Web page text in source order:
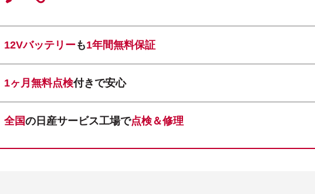
12Vバッテリーも1年間無料保証
1ヶ月無料点検付きで安心
全国の日産サービス工場で点検＆修理